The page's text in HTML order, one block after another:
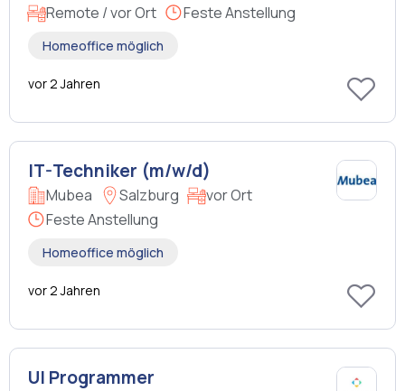
Remote / vor Ort
Feste Anstellung
Homeoffice möglich
vor 2 Jahren
IT-Techniker (m/w/d)
Mubea Salzburg
vor Ort
Feste Anstellung
Homeoffice möglich
vor 2 Jahren
UI Programmer